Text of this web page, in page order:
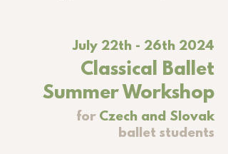
July 22th - 26th 2024
Classical Ballet
Summer Workshop
for Czech and Slovak
ballet students